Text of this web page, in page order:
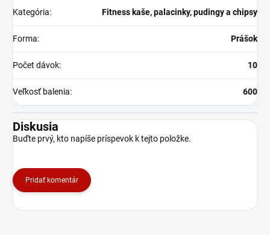
Kategória: Fitness kaše, palacinky, pudingy a chipsy
Forma: Prášok
Počet dávok: 10
Veľkosť balenia: 600
Diskusia
Buďte prvý, kto napíše príspevok k tejto položke.
Pridať komentár